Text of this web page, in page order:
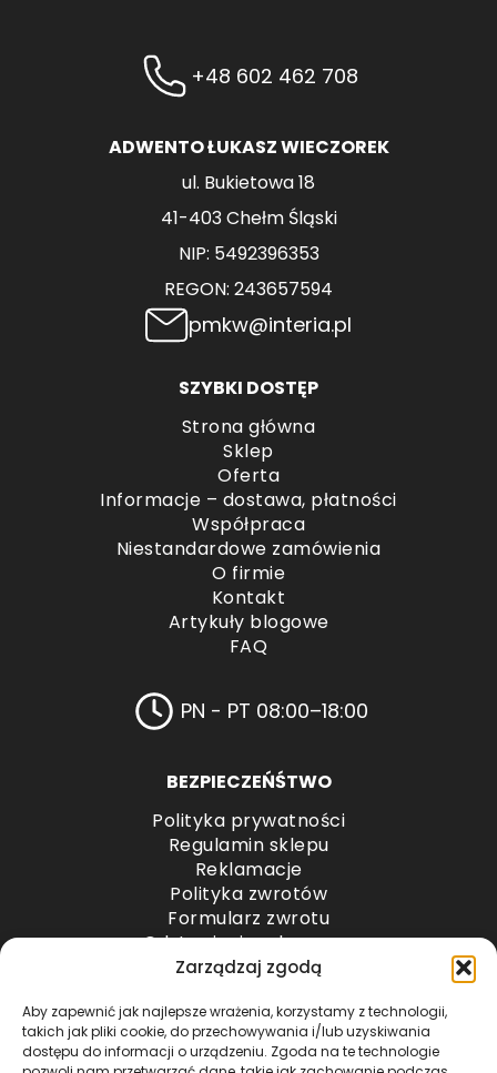
Zarządzaj zgodą
Aby zapewnić jak najlepsze wrażenia, korzystamy z technologii,
takich jak pliki cookie, do przechowywania i/lub uzyskiwania
dostępu do informacji o urządzeniu. Zgoda na te technologie
+48 602 462 708
ADWENTO ŁUKASZ WIECZOREK
ul. Bukietowa 18
41-403 Chełm Śląski
NIP: 5492396353
REGON: 243657594
pmkw@interia.pl
SZYBKI DOSTĘP
Strona główna
Sklep
Oferta
Informacje – dostawa, płatności
Współpraca
Niestandardowe zamówienia
O firmie
Kontakt
Artykuły blogowe
FAQ
PN - PT 08:00–18:00
BEZPIECZEŃŚTWO
Polityka prywatności
Regulamin sklepu
Reklamacje
Polityka zwrotów
Formularz zwrotu
Odstąpienie od umowy
Odstąpienie od umowy – przesyłki paletowe
METODY PŁATNOŚCI